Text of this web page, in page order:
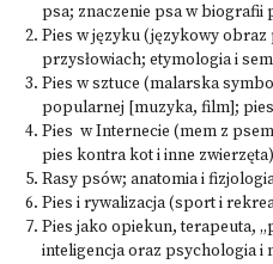
psa; znaczenie psa w biografii
Pies w języku (językowy
przysłowiach; etymologia i
Pies w sztuce (malarska
popularnej [muzyka, film];
Pies w Internecie (mem z
pies kontra kot i inne zwierzęta)
Rasy psów; anatomia i
Pies i rywalizacja (sport i
Pies jako opiekun, terapeuta,
inteligencja oraz psychologia i